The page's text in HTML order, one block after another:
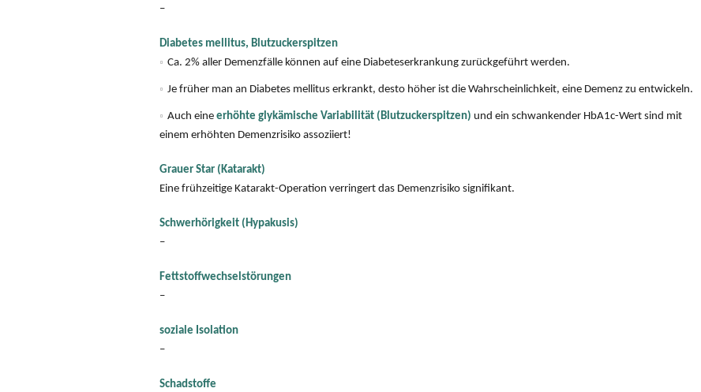
–
Diabetes mellitus, Blutzuckerspitzen
Ca. 2% aller Demenzfälle können auf eine Diabeteserkrankung zurückgeführt werden.
Je früher man an Diabetes mellitus erkrankt, desto höher ist die Wahrscheinlichkeit, eine Demenz zu entwickeln.
Auch eine erhöhte glykämische Variabilität (Blutzuckerspitzen) und ein schwankender HbA1c-Wert sind mit
einem erhöhten Demenzrisiko assoziiert!
Grauer Star (Katarakt)
Eine frühzeitige Katarakt-Operation verringert das Demenzrisiko signifikant.
Schwerhörigkeit (Hypakusis)
–
Fettstoffwechselstörungen
–
soziale Isolation
–
Schadstoffe